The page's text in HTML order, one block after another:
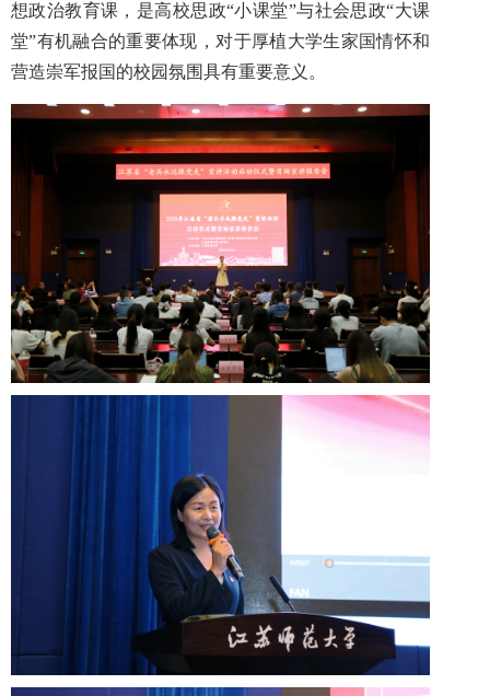
想政治教育课，是高校思政“小课堂”与社会思政“大课
堂”有机融合的重要体现，对于厚植大学生家国情怀和
营造崇军报国的校园氛围具有重要意义。